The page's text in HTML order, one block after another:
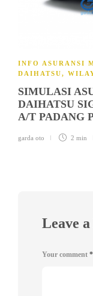
INFO ASURANSI
DAIHATSU,
SIMULASI
DAIHATSU
A/T PADANG
garda oto 2 min
Leave
Your comment *